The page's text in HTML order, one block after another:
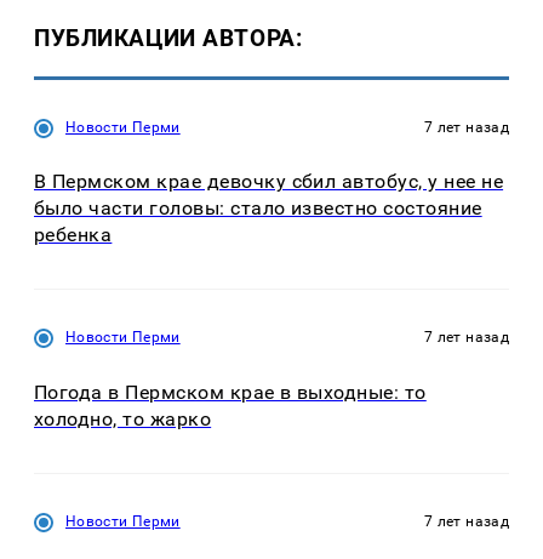
ПУБЛИКАЦИИ АВТОРА:
Новости Перми 7 лет назад
В Пермском крае девочку сбил автобус, у нее не
было части головы: стало известно состояние
ребенка
Новости Перми 7 лет назад
Погода в Пермском крае в выходные: то
холодно, то жарко
Новости Перми 7 лет назад